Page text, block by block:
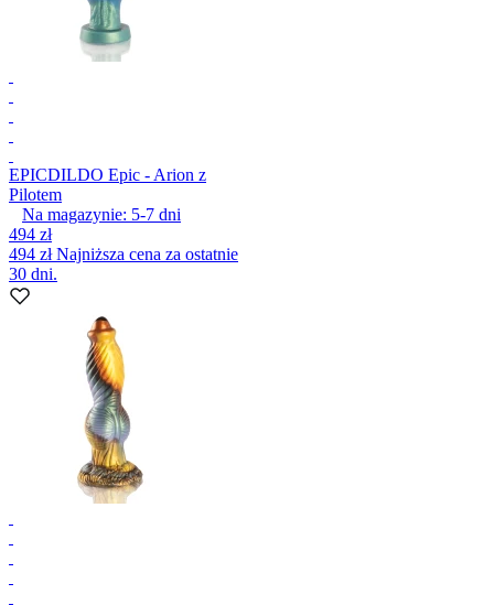
EPICDILDO Epic - Arion z
Pilotem
Na magazynie: 5-7 dni
494 zł
494 złNajniższa cena za ostatnie
30 dni.